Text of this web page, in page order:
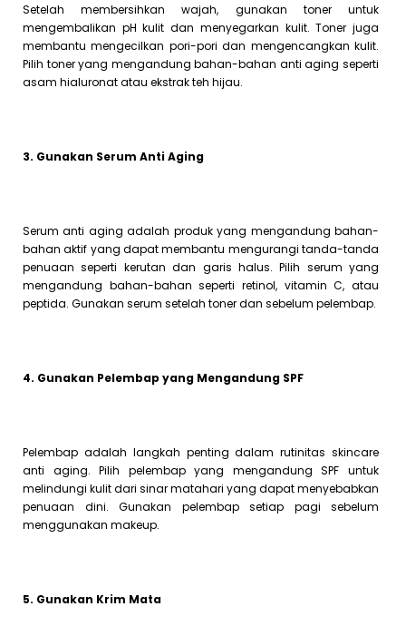
Setelah membersihkan wajah, gunakan toner untuk
mengembalikan pH kulit dan menyegarkan kulit. Toner juga
membantu mengecilkan pori-pori dan mengencangkan kulit.
Pilih toner yang mengandung bahan-bahan anti aging seperti
asam hialuronat atau ekstrak teh hijau.
3. Gunakan Serum Anti Aging
Serum anti aging adalah produk yang mengandung bahan-
bahan aktif yang dapat membantu mengurangi tanda-tanda
penuaan seperti kerutan dan garis halus. Pilih serum yang
mengandung bahan-bahan seperti retinol, vitamin C, atau
peptida. Gunakan serum setelah toner dan sebelum pelembap.
4. Gunakan Pelembap yang Mengandung SPF
Pelembap adalah langkah penting dalam rutinitas skincare
anti aging. Pilih pelembap yang mengandung SPF untuk
melindungi kulit dari sinar matahari yang dapat menyebabkan
penuaan dini. Gunakan pelembap setiap pagi sebelum
menggunakan makeup.
5. Gunakan Krim Mata